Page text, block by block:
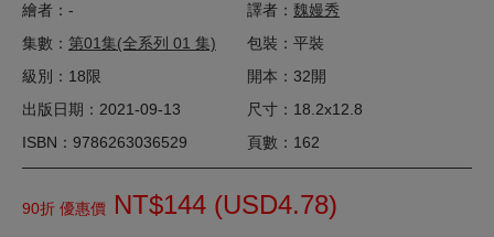
繪者：-
譯者： 魏嫚秀
集數： 第01集(全系列 01 集)
包裝：平裝
級別：18限
開本：32開
出版日期：2021-09-13
尺寸：18.2x12.8
ISBN：9786263036529
頁數：162
90折 優惠價 NT$144 (USD4.78)